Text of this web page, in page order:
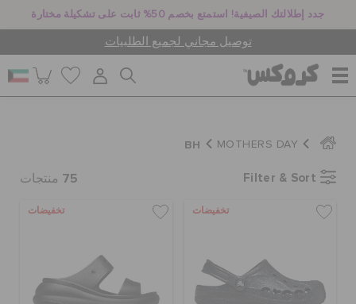
جدد إطلالتك الصيفية! استمتع بخصم 50% ثابت على تشكيلة مختارة
توصيل مجاني لجميع الطلبيات
للرجال
جيبيتز تشارمز
MOTHERS DAY
BH
Filter & Sort
75 منتجات
تخفيضات تخفيضات